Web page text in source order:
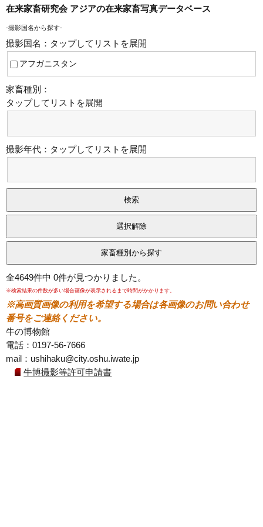
在来家畜研究会 アジアの在来家畜写真データベース
-撮影国名から探す-
撮影国名： タップしてリストを展開
アフガニスタン
イラク
イラン
イラン→アフガニスタン
エチオピア
カザフスタン
カンボジア
スリランカ
タイ
デンマーク
家畜種別：
タップしてリストを展開
撮影年代： タップしてリストを展開
全4649件中 0件が見つかりました。
※検索結果の件数が多い場合画像が表示されるまで時間がかかります。
※高画質画像の利用を希望する場合は各画像のお問い合わせ
番号をご連絡ください。
牛の博物館
電話：0197-56-7666
mail：ushihaku@city.oshu.iwate.jp
牛博撮影等許可申請書